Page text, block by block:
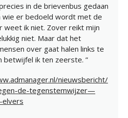
in de brievenbus gedaan
er bedoeld wordt met de
weet ik niet. Zover reikt mijn
niet. Maar dat het
over gaat halen links te
betwijfel ik ten zeerste. ”
nieuwsbericht/
de-tegenstemwijzer—
elvers